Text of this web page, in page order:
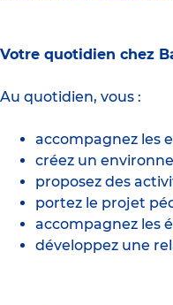
Votre quotidien chez
Au quotidien, vous :
accompagnez les
créez un
proposez des
portez le projet
accompagnez les
développez une